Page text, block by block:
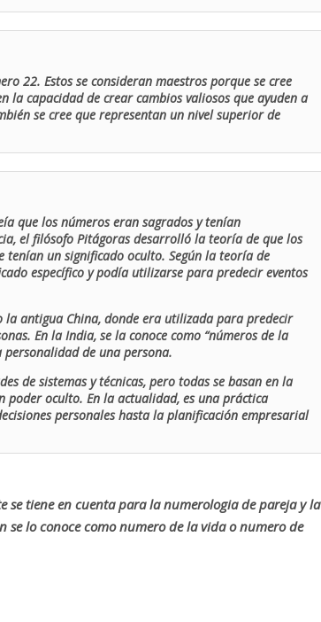
22. Estos se consideran maestros porque se cree
la capacidad de crear cambios valiosos que ayuden a
se cree que representan un nivel superior de
que los números eran sagrados y tenían
el filósofo Pitágoras desarrolló la teoría de que los
tenían un significado oculto. Según la teoría de
específico y podía utilizarse para predecir eventos
antigua China, donde era utilizada para predecir
En la India, se la conoce como “números de la
de una persona.
de sistemas y técnicas, pero todas se basan en la
poder oculto. En la actualidad, es una práctica
personales hasta la planificación empresarial
se tiene en cuenta para la numerologia de pareja y la
lo conoce como numero de la vida o numero de